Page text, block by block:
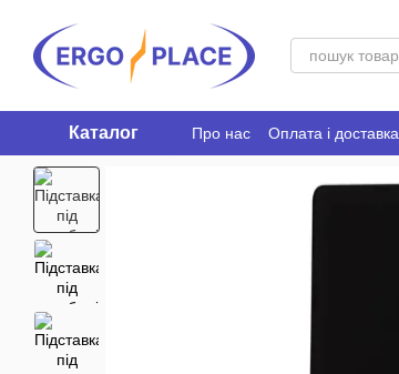
Каталог Про нас Оплата і доставка
Ergo Place Club